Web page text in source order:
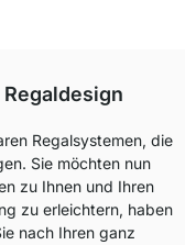
Regalsystemen, die
Sie möchten nun
zu Ihnen und Ihren
zu erleichtern, haben
nach Ihren ganz